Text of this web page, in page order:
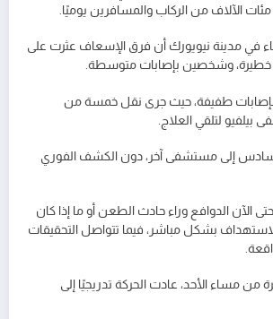
مئات الآلاف من الركاب والمسافرين يوميًا.
في مدينة نيويورك أن فرق الإسعاف عثرت على
خطيرة، وشخصين بإصابات متوسطة.
طفيفة، حيث جرى نقل خمسة من
لتلقي العلاج.
إلى مستشفى آخر، دون الكشف الفوري
الآن الدوافع وراء حادث الطعن أو ما إذا كان
بشكل مباشر، فيما تتواصل التحقيقات
من مساء الأحد، عادت الحركة تدريجيًا إلى